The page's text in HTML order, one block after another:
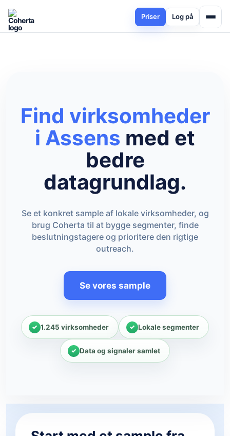
Priser Log på
Find virksomheder
i Assens med et
bedre
datagrundlag.
Se et konkret sample af lokale virksomheder, og
brug Coherta til at bygge segmenter, finde
beslutningstagere og prioritere den rigtige
outreach.
Se vores sample
1.245 virksomheder Lokale segmenter
Data og signaler samlet